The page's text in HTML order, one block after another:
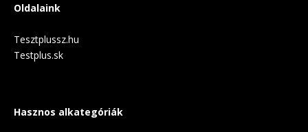
Oldalaink
Tesztplussz.hu
Testplus.sk
Hasznos alkategóriák